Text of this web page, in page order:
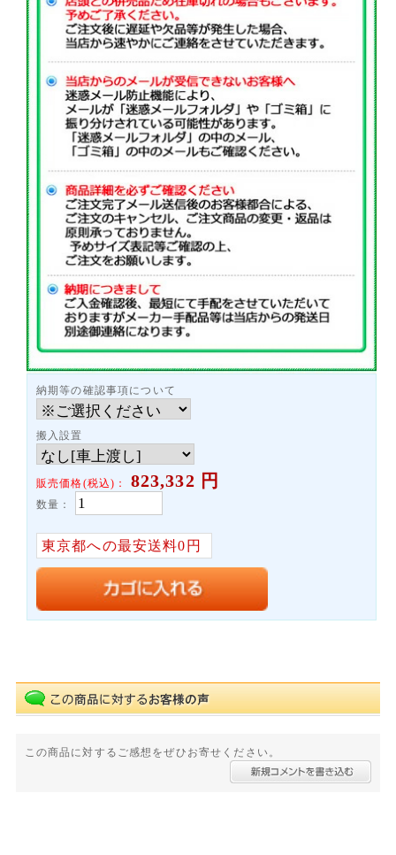
納期等の確認事項について
搬入設置
販売価格(税込)： 823,332 円
数量：
東京都への最安送料0円
この商品に対するご感想をぜひお寄せください。